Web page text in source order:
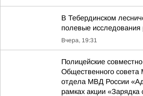
В Тебердинском
полевые исследования
Вчера, 19:31
Полицейские
Общественного
отдела МВД России
рамках акции